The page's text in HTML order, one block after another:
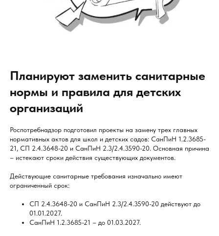
Планируют заменить санитарные
нормы и правила для детских
организаций
Роспотребнадзор подготовил проекты на замену трех главных
нормативных актов для школ и детских садов: СанПиН 1.2.3685-
21, СП 2.4.3648-20 и СанПиН 2.3/2.4.3590-20. Основная причина
– истекают сроки действия существующих документов.
Действующие санитарные требования изначально имеют
ограниченный срок:
СП 2.4.3648-20 и СанПиН 2.3/2.4.3590-20 действуют до
01.01.2027.
СанПиН 1.2.3685-21 – до 01.03.2027.